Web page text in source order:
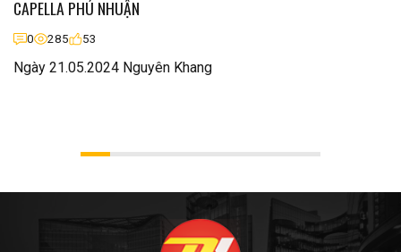
CAPELLA PHÚ NHUẬN
0 285 53
Ngày 21.05.2024 Nguyên Khang